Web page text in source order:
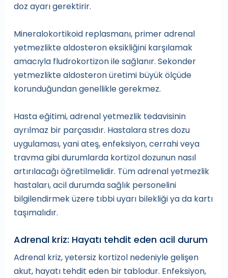
doz ayarı gerektirir.
Mineralokortikoid replasmanı, primer adrenal
yetmezlikte aldosteron eksikliğini karşılamak
amacıyla fludrokortizon ile sağlanır. Sekonder
yetmezlikte aldosteron üretimi büyük ölçüde
korunduğundan genellikle gerekmez.
Hasta eğitimi, adrenal yetmezlik tedavisinin
ayrılmaz bir parçasıdır. Hastalara stres dozu
uygulaması, yani ateş, enfeksiyon, cerrahi veya
travma gibi durumlarda kortizol dozunun nasıl
artırılacağı öğretilmelidir. Tüm adrenal yetmezlik
hastaları, acil durumda sağlık personelini
bilgilendirmek üzere tıbbi uyarı bilekliği ya da kartı
taşımalıdır.
Adrenal kriz: Hayatı tehdit eden acil durum
Adrenal kriz, yetersiz kortizol nedeniyle gelişen
akut, hayatı tehdit eden bir tablodur. Enfeksiyon,